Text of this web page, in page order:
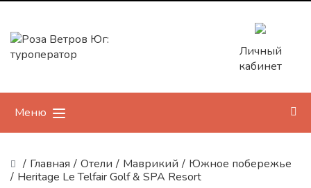
Личный
кабинет
Меню
/ Главная / Отели / Маврикий / Южное побережье
/ Heritage Le Telfair Golf & SPA Resort